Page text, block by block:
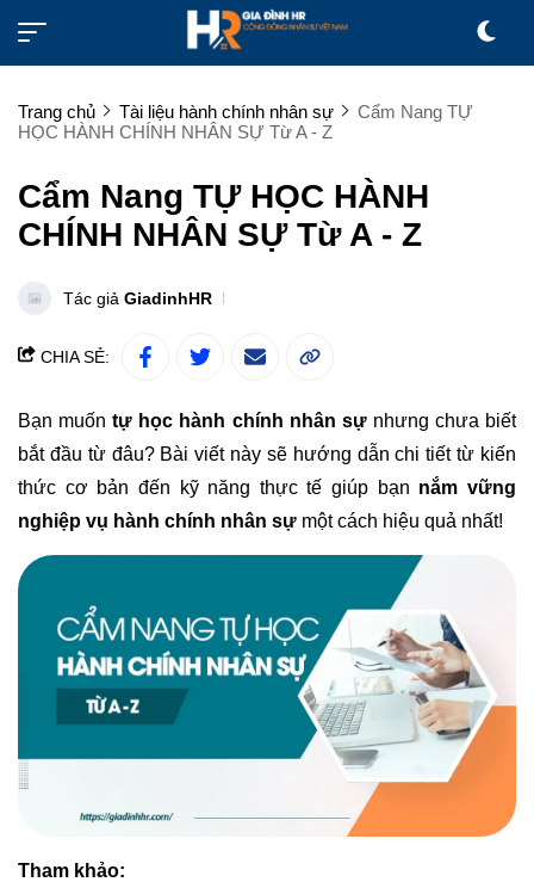
Trang chủ Tài liệu hành chính nhân sự
Cẩm Nang TỰ
HỌC HÀNH CHÍNH NHÂN SỰ Từ A - Z
Cẩm Nang TỰ HỌC HÀNH
CHÍNH NHÂN SỰ Từ A - Z
Tác giả GiadinhHR
CHIA SẺ:
Bạn muốntự học hành chính nhân sự nhưng chưa biết
bắt đầu từ đâu? Bài viết này sẽ hướng dẫn chi tiết từ kiến
thức cơ bản đến kỹ năng thực tế giúp bạn nắm vững
nghiệp vụ hành chính nhân sự một cách hiệu quả nhất!
Tham khảo: